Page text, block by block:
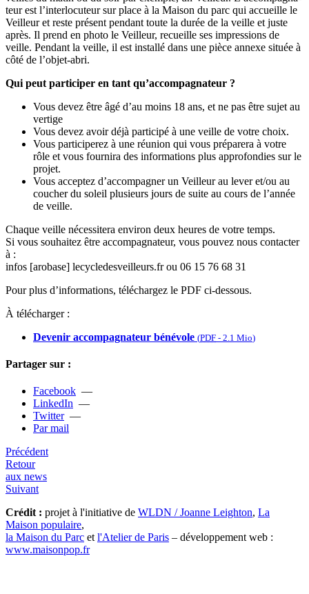
teur est l’inter­­lo­­cu­­teur sur place à la Maison du parc qui accueille le
Veilleur et reste pré­­sent pen­­dant toute la durée de la veille et juste
après. Il prend en photo le Veilleur, recueille ses impres­­sions de
veille. Pendant la veille, il est ins­­tallé dans une pièce annexe située à
côté de l’objet-abri.
Qui peut par­­ti­­ci­­per en tant qu’accom­­pa­­gna­­teur ?
Vous devez être âgé d’au moins 18 ans, et ne pas être sujet au
vertige
Vous devez avoir déjà participé à une veille de votre choix.
Vous participerez à une réunion qui vous préparera à votre
rôle et vous fournira des informations plus approfondies sur le
projet.
Vous acceptez d’accompagner un Veilleur au lever et/ou au
coucher du soleil plusieurs jours de suite au cours de l’année
de veille.
Chaque veille néces­si­tera envi­ron deux heures de votre temps.
Si vous sou­hai­tez être accom­pa­gna­teur, vous pouvez nous contac­ter
à :
infos [aro­base] lecy­cle­des­veilleurs.fr ou 06 15 76 68 31
Pour plus d’infor­ma­tions, télé­char­gez le PDF ci-des­sous.
À télécharger :
Devenir accompagnateur bénévole (PDF - 2.1 Mio)
Partager sur :
Facebook —
LinkedIn —
Twitter—
Par mail
Précédent
Retour
aux news
Suivant
Crédit : projet à l'initiative de WLDN / Joanne Leighton, La
Maison populaire,
la Maison du Parc etl'Atelier de Paris – développement web :
www.maisonpop.fr